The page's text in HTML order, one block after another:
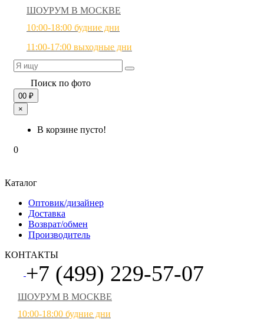
ШОУРУМ В МОСКВЕ
10:00-18:00 будние дни
11:00-17:00 выходные дни
Поиск по фото
00 ₽
×
В корзине пусто!
0
Каталог
Оптовик/дизайнер
Доставка
Возврат/обмен
Производитель
КОНТАКТЫ
+7 (499) 229-57-07
ШОУРУМ В МОСКВЕ
10:00-18:00 будние дни